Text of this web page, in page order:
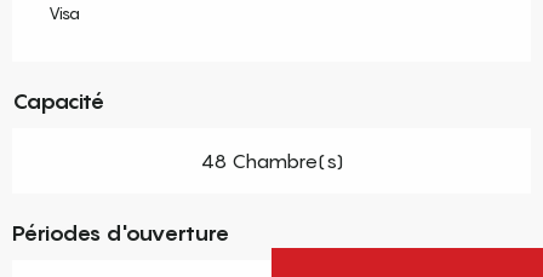
Visa
Capacité
48 Chambre(s)
Périodes d'ouverture